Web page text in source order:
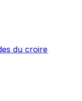
du croire